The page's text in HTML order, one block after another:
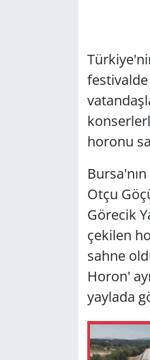
horonu
Otçu
Görecik
çekilen
sahne
Horon'
yaylada